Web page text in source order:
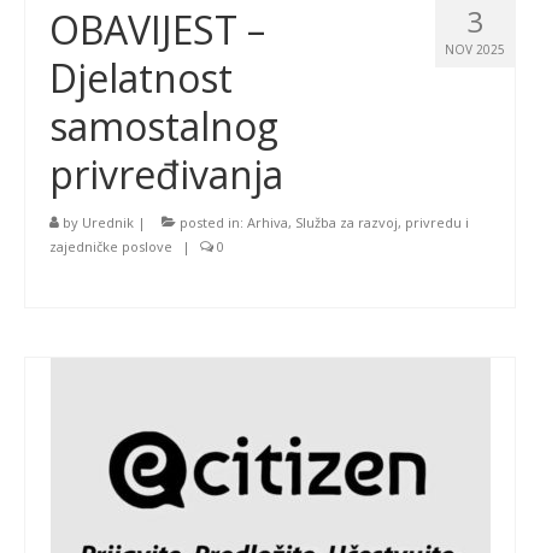
3
NOV 2025
OBAVIJEST –
Djelatnost
samostalnog
privređivanja
by Urednik | posted in: Arhiva, Služba za razvoj, privredu i
zajedničke poslove
| 0